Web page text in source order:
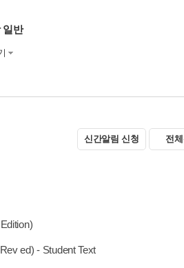
일반
신간알림 신청 전
ed) - Student Text